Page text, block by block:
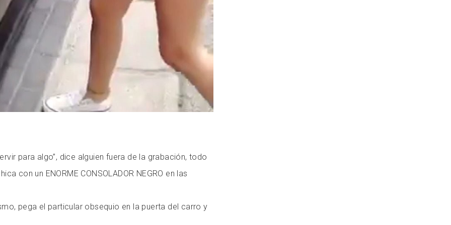
para algo”, dice alguien fuera de la grabación, todo
con un ENORME CONSOLADOR NEGRO en las
pega el particular obsequio en la puerta del carro y